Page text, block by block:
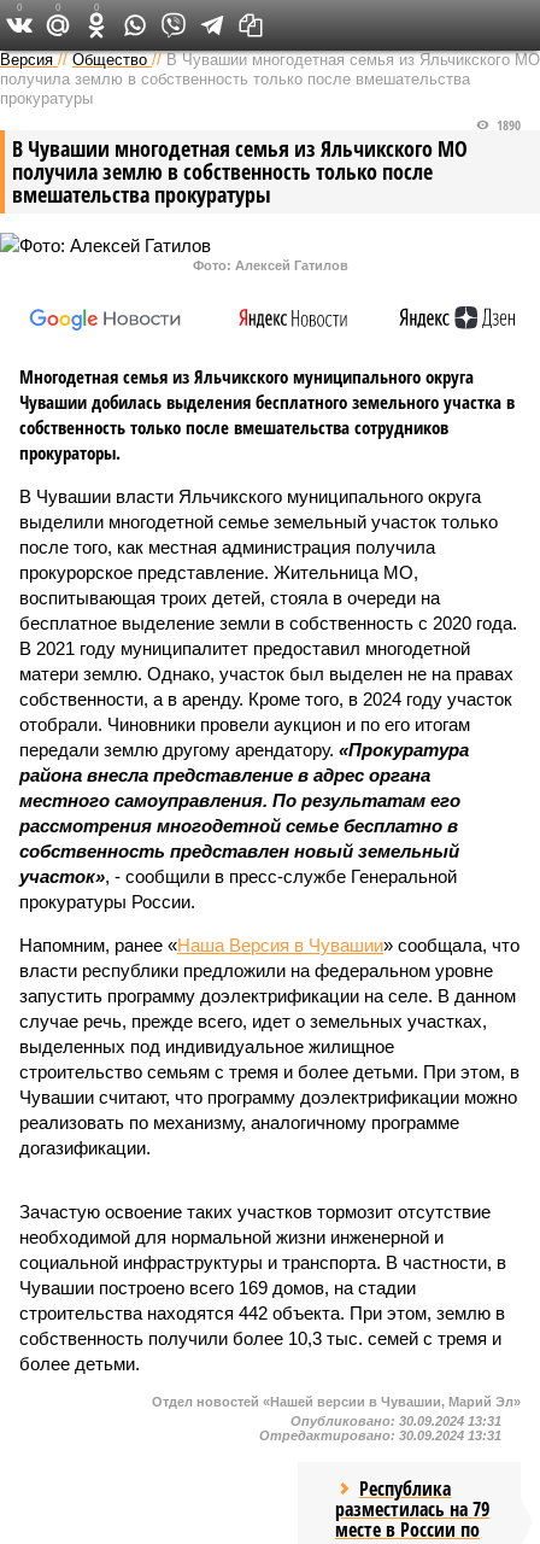
Версия в Чувашии
Версия //Общество //В Чувашии многодетная семья из Яльчикского МО
получила землю в собственность только после вмешательства
прокуратуры
В Чувашии многодетная семья из Яльчикского МО
получила землю в собственность только после
вмешательства прокуратуры
1890
Фото: Алексей Гатилов
Многодетная семья из Яльчикского муниципального округа
Чувашии добилась выделения бесплатного земельного участка в
собственность только после вмешательства сотрудников
прокураторы.
В Чувашии власти Яльчикского муниципального округа
выделили многодетной семье земельный участок только
после того, как местная администрация получила
прокурорское представление. Жительница МО,
воспитывающая троих детей, стояла в очереди на
бесплатное выделение земли в собственность с 2020 года.
В 2021 году муниципалитет предоставил многодетной
матери землю. Однако, участок был выделен не на правах
собственности, а в аренду. Кроме того, в 2024 году участок
отобрали. Чиновники провели аукцион и по его итогам
передали землю другому арендатору. «Прокуратура
района внесла представление в адрес органа
местного самоуправления. По результатам его
рассмотрения многодетной семье бесплатно в
собственность представлен новый земельный
участок», - сообщили в пресс-службе Генеральной
прокуратуры России.
Напомним, ранее «Наша Версия в Чувашии» сообщала, что
власти республики предложили на федеральном уровне
запустить программу доэлектрификации на селе. В данном
случае речь, прежде всего, идет о земельных участках,
выделенных под индивидуальное жилищное
строительство семьям с тремя и более детьми. При этом, в
Чувашии считают, что программу доэлектрификации можно
реализовать по механизму, аналогичному программе
догазификации.
Зачастую освоение таких участков тормозит отсутствие
необходимой для нормальной жизни инженерной и
социальной инфраструктуры и транспорта. В частности, в
Чувашии построено всего 169 домов, на стадии
строительства находятся 442 объекта. При этом, землю в
собственность получили более 10,3 тыс. семей с тремя и
более детьми.
0 0 0
Отдел новостей «Нашей версии в Чувашии, Марий Эл»
Опубликовано: 30.09.2024 13:31
Отредактировано: 30.09.2024 13:31
Республика
разместилась на 79
месте в России по